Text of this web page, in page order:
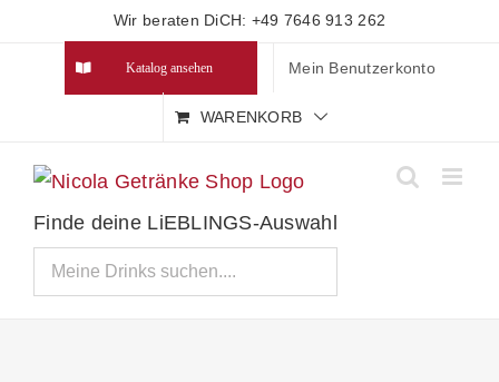
Wir beraten DiCH: +49 7646 913 262
Katalog ansehen Mein Benutzerkonto
WARENKORB
Finde deine LiEBLINGS-Auswahl